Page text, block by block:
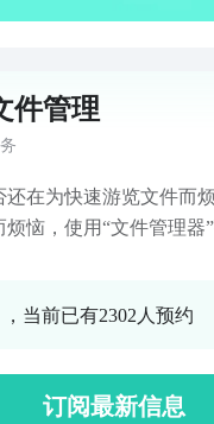
件管理
还在为快速游览文件而
烦恼，使用“文件管理
好帮手，操作简单，精
片，音乐，视频，多功
份，都能满足你。文件
当前已有2302人预约
订阅最新信息